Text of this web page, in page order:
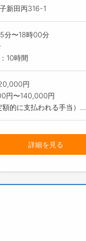
新田丙316-1
分〜18時00分
10時間
円
円〜140,000円
額的に支払われる手当）...
詳細を見る